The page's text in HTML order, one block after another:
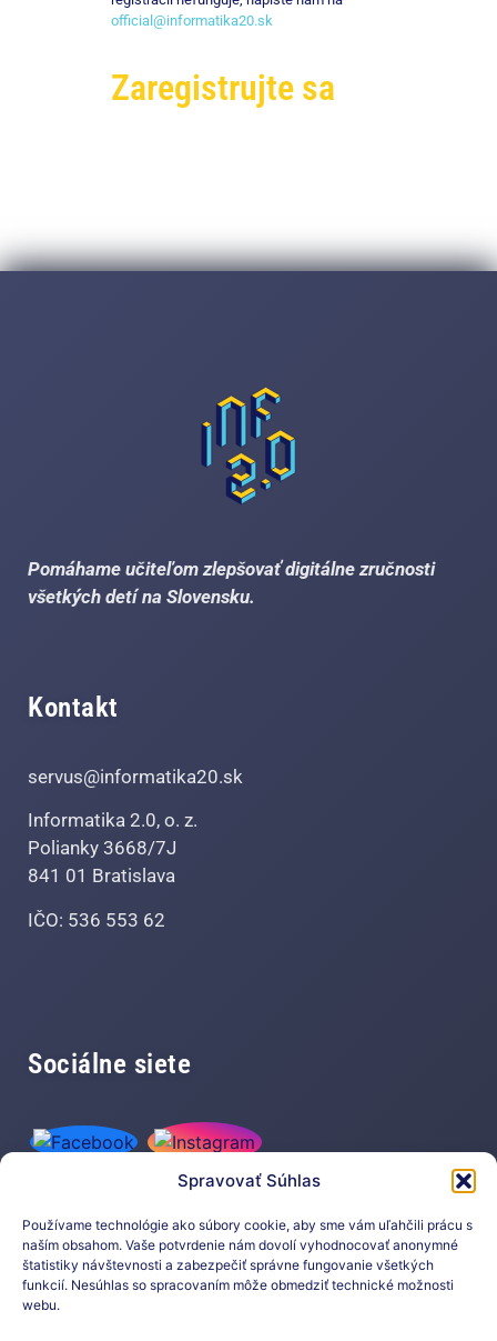
Spravovať Súhlas
Používame technológie ako súbory cookie, aby sme vám uľahčili prácu s
naším obsahom. Vaše potvrdenie nám dovolí vyhodnocovať anonymné
štatistiky návštevnosti a zabezpečiť správne fungovanie všetkých
funkcií. Nesúhlas so spracovaním môže obmedziť technické možnosti
webu.
official@informatika20.sk
Zaregistrujte sa
Pomáhame učiteľom zlepšovať digitálne zručnosti
všetkých detí na Slovensku.
Kontakt
servus@informatika20.sk
Informatika 2.0, o. z.
Polianky 3668/7J
841 01 Bratislava
IČO: 536 553 62
Sociálne siete
Prihláste sa na odber nášho